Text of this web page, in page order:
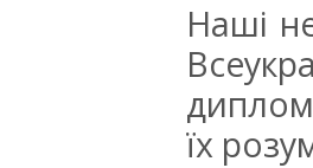
Наші
їх